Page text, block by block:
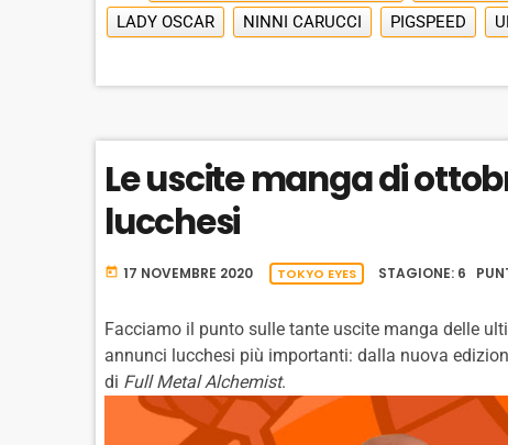
LADY OSCAR
NINNI CARUCCI PIGSPEED
Le uscite manga di
lucchesi
today 17 NOVEMBRE 2020 TOKYO EYES STAGIONE: 6
Facciamo il punto sulle tante uscite manga delle
annunci lucchesi più importanti: dalla nuova
di Full Metal Alchemist.